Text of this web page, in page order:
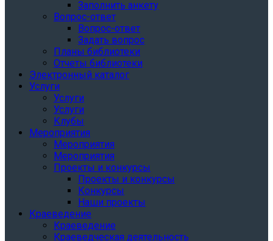
Заполнить анкету
Вопрос-ответ
Вопрос-ответ
Задать вопрос
Планы библиотеки
Отчеты библиотеки
Электронный каталог
Услуги
Услуги
Услуги
Клубы
Мероприятия
Мероприятия
Мероприятия
Проекты и конкурсы
Проекты и конкурсы
Конкурсы
Наши проекты
Краеведение
Краеведение
Краеведческая деятельность